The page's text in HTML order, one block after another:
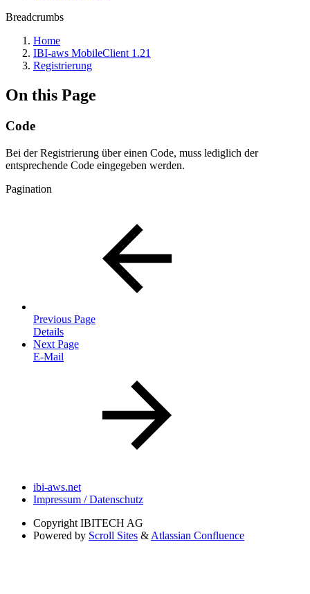
Breadcrumbs
Home
IBI-aws MobileClient 1.21
Registrierung
On this Page
Code
Bei der Registrierung über einen Code, muss lediglich der
entsprechende Code eingegeben werden.
Pagination
Previous Page
Details
Next Page
E-Mail
ibi-aws.net
Impressum / Datenschutz
Copyright IBITECH AG
Powered by Scroll Sites & Atlassian Confluence